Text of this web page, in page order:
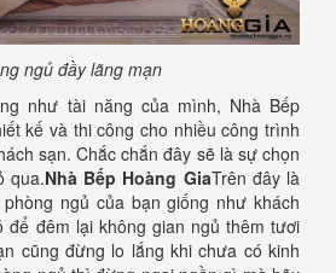
ngủ đầy lãng mạn
như tài năng của mình, Nhà Bếp
kế và thi công cho nhiều công trình
sạn. Chắc chắn đây sẽ là sự chọn
qua.Nhà Bếp Hoàng GiaTrên đây là
ngủ của bạn giống như khách
để đêm lại không gian ngủ thêm tươi
cũng đừng lo lắng khi chưa có kinh